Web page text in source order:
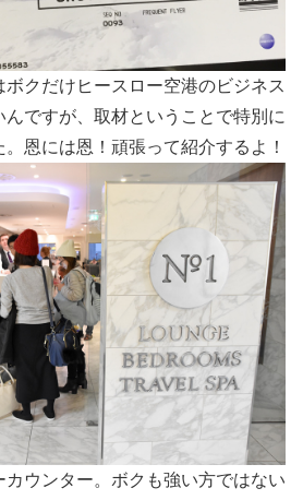
ボクだけヒースロー空港のビジネス
ですが、取材ということで特別に
恩には恩！頑張って紹介するよ！
カウンター。ボクも強い方ではない